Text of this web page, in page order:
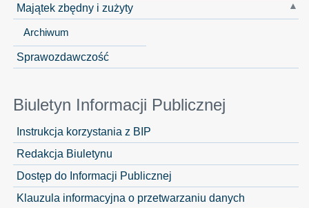
Majątek zbędny i zużyty
Archiwum
Sprawozdawczość
Biuletyn Informacji Publicznej
Instrukcja korzystania z BIP
Redakcja Biuletynu
Dostęp do Informacji Publicznej
Klauzula informacyjna o przetwarzaniu danych